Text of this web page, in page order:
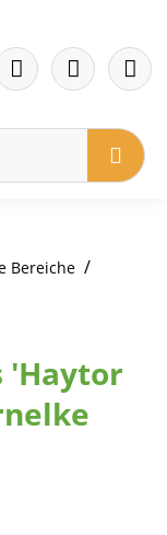
Bereiche /
'Haytor